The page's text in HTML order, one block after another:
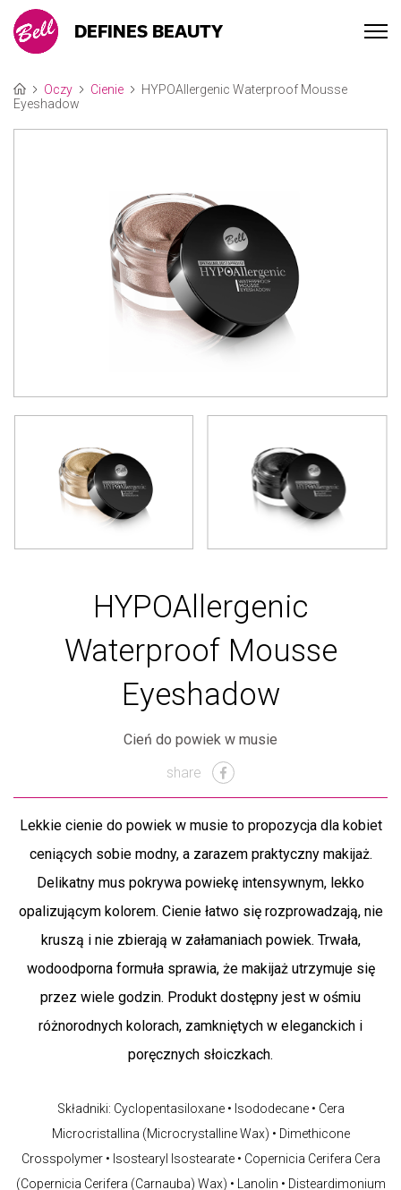
DEFINES BEAUTY
Oczy Cienie
HYPOAllergenic Waterproof Mousse
Eyeshadow
HYPOAllergenic
Waterproof Mousse
Eyeshadow
Cień do powiek w musie
share
Lekkie cienie do powiek w musie to propozycja dla kobiet
ceniących sobie modny, a zarazem praktyczny makijaż.
Delikatny mus pokrywa powiekę intensywnym, lekko
opalizującym kolorem. Cienie łatwo się rozprowadzają, nie
kruszą i nie zbierają w załamaniach powiek. Trwała,
wodoodporna formuła sprawia, że makijaż utrzymuje się
przez wiele godzin. Produkt dostępny jest w ośmiu
różnorodnych kolorach, zamkniętych w eleganckich i
poręcznych słoiczkach.
Składniki: Cyclopentasiloxane • Isododecane • Cera
Microcristallina (Microcrystalline Wax) • Dimethicone
Crosspolymer • Isostearyl Isostearate • Copernicia Cerifera Cera
(Copernicia Cerifera (Carnauba) Wax) • Lanolin • Disteardimonium